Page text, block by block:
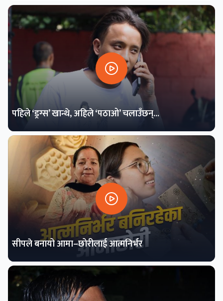
पहिले ‘ड्रग्स’ खान्थे, अहिले ‘पठाओ’ चलाउँछन्...
सीपले बनायो आमा–छोरीलाई आत्मनिर्भर